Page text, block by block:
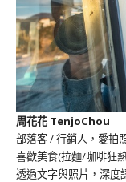
周花花 TenjoChou
部落客 / 行銷人，愛拍
喜歡美食(拉麵/咖啡狂
透過文字與照片，深度